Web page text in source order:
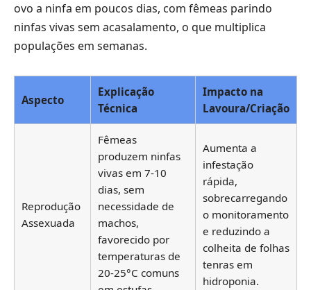
ovo a ninfa em poucos dias, com fêmeas parindo
ninfas vivas sem acasalamento, o que multiplica
populações em semanas.
Aspecto
Explicação
Técnica
Impacto na
Lavoura/Criação
Reprodução
Assexuada
Fêmeas
produzem ninfas
vivas em 7-10
dias, sem
necessidade de
machos,
favorecido por
temperaturas de
20-25°C comuns
Aumenta a
infestação
rápida,
sobrecarregando
o monitoramento
e reduzindo a
colheita de folhas
tenras em
hidroponia.